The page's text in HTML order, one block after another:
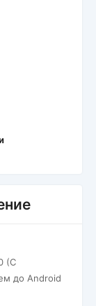
(С
до Android